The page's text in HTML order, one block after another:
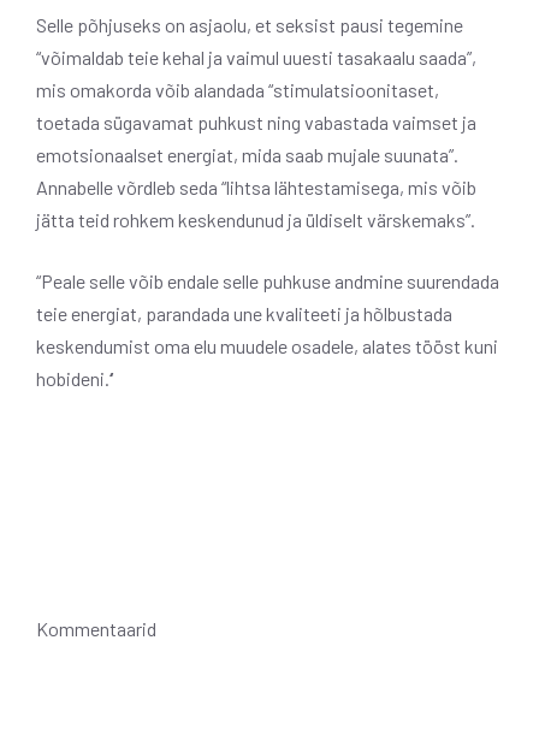
Selle põhjuseks on asjaolu, et seksist pausi tegemine
“võimaldab teie kehal ja vaimul uuesti tasakaalu saada”,
mis omakorda võib alandada “stimulatsioonitaset,
toetada sügavamat puhkust ning vabastada vaimset ja
emotsionaalset energiat, mida saab mujale suunata”.
Annabelle võrdleb seda “lihtsa lähtestamisega, mis võib
jätta teid rohkem keskendunud ja üldiselt värskemaks”.
“Peale selle võib endale selle puhkuse andmine suurendada
teie energiat, parandada une kvaliteeti ja hõlbustada
keskendumist oma elu muudele osadele, alates tööst kuni
hobideni.‘
Kommentaarid